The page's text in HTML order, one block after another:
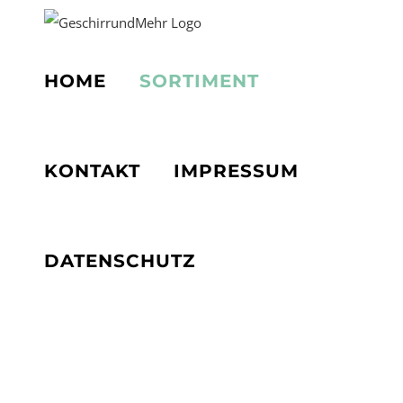
HOME SORTIMENT
KONTAKT IMPRESSUM
DATENSCHUTZ